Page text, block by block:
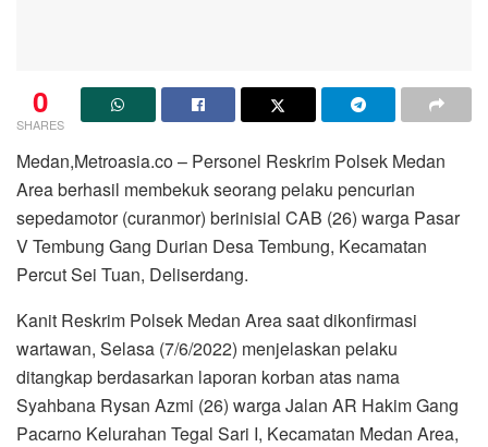
0
SHARES
Medan,Metroasia.co – Personel Reskrim Polsek Medan
Area berhasil membekuk seorang pelaku pencurian
sepedamotor (curanmor) berinisial CAB (26) warga Pasar
V Tembung Gang Durian Desa Tembung, Kecamatan
Percut Sei Tuan, Deliserdang.
Kanit Reskrim Polsek Medan Area saat dikonfirmasi
wartawan, Selasa (7/6/2022) menjelaskan pelaku
ditangkap berdasarkan laporan korban atas nama
Syahbana Rysan Azmi (26) warga Jalan AR Hakim Gang
Pacarno Kelurahan Tegal Sari I, Kecamatan Medan Area,